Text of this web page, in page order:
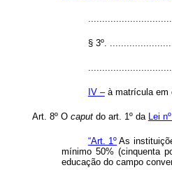
§ 3º.
IV –à matrícula em
Art. 8º O caputdo art. 1º da Lei
“Art. 1º As
mínimo 50% (cinquenta
educação do campo